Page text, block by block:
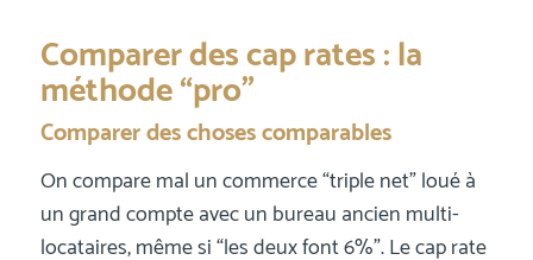
Comparer des cap rates : la
méthode “pro”
Comparer des choses comparables
On compare mal un commerce “triple net” loué à
un grand compte avec un bureau ancien multi-
locataires, même si “les deux font 6%”. Le cap rate